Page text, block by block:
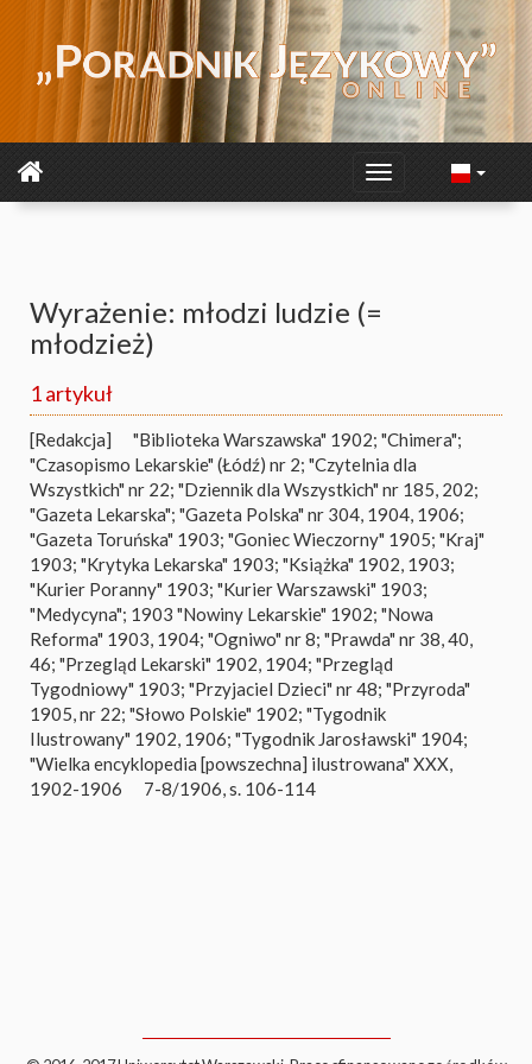
Wyrażenie: młodzi ludzie (=
młodzież)
1 artykuł
[Redakcja]
"Biblioteka Warszawska" 1902; "Chimera";
"Czasopismo Lekarskie" (Łódź) nr 2; "Czytelnia dla
Wszystkich" nr 22; "Dziennik dla Wszystkich" nr 185, 202;
"Gazeta Lekarska"; "Gazeta Polska" nr 304, 1904, 1906;
"Gazeta Toruńska" 1903; "Goniec Wieczorny" 1905; "Kraj"
1903; "Krytyka Lekarska" 1903; "Książka" 1902, 1903;
"Kurier Poranny" 1903; "Kurier Warszawski" 1903;
"Medycyna"; 1903 "Nowiny Lekarskie" 1902; "Nowa
Reforma" 1903, 1904; "Ogniwo" nr 8; "Prawda" nr 38, 40,
46; "Przegląd Lekarski" 1902, 1904; "Przegląd
Tygodniowy" 1903; "Przyjaciel Dzieci" nr 48; "Przyroda"
1905, nr 22; "Słowo Polskie" 1902; "Tygodnik
Ilustrowany" 1902, 1906; "Tygodnik Jarosławski" 1904;
"Wielka encyklopedia [powszechna] ilustrowana" XXX,
1902-1906
7-8/1906, s. 106-114